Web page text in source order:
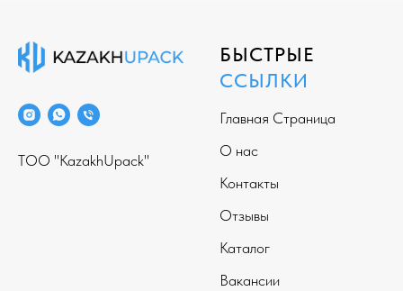
ТОО "KazakhUpack"
БЫСТРЫЕ
ССЫЛКИ
Главная Страница
О нас
Контакты
Отзывы
Каталог
Вакансии